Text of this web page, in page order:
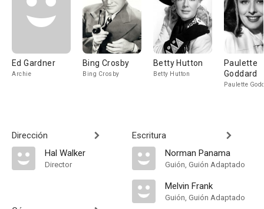
Ed Gardner
Archie
Bing Crosby
Bing Crosby
Betty Hutton
Betty Hutton
Paulette
Goddard
Paulette
Dirección
Hal Walker
Director
Escritura
Norman Panama
Guión, Guión Adaptado
Melvin Frank
Guión, Guión Adaptado